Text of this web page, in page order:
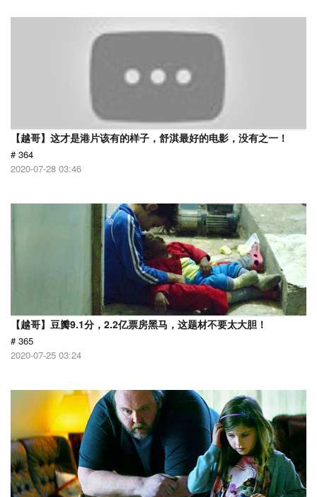
【越哥】这才是港片该有的样子，舒淇最好的电影，没有之一！
# 364
2020-07-28 03:46
【越哥】豆瓣9.1分，2.2亿票房黑马，这题材不要太大胆！
# 365
2020-07-25 03:24